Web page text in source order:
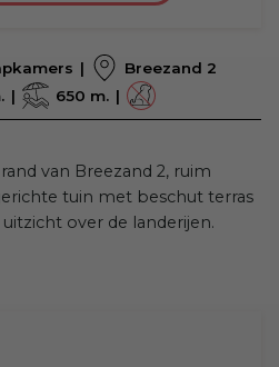
Breezand 2
650 m.
van Breezand 2, ruim
tuin met beschut terras
over de landerijen.